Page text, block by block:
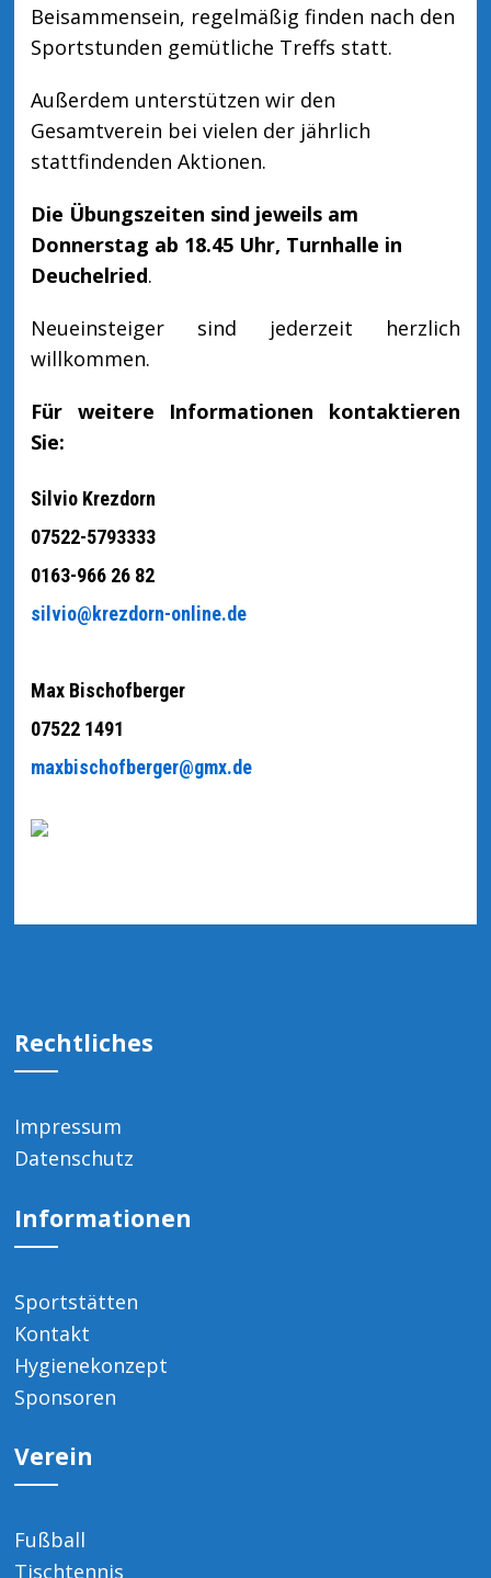
Beisammensein, regelmäßig finden nach den
Sportstunden gemütliche Treffs statt.
Außerdem unterstützen wir den
Gesamtverein bei vielen der jährlich
stattfindenden Aktionen.
Die Übungszeiten sind jeweils am
Donnerstag ab 18.45 Uhr, Turnhalle in
Deuchelried.
Neueinsteiger sind jederzeit herzlich
willkommen.
Für weitere Informationen kontaktieren
Sie:
Silvio Krezdorn
07522-5793333
0163-966 26 82
silvio@krezdorn-online.de
Max Bischofberger
07522 1491
maxbischofberger@gmx.de
Rechtliches
Impressum
Datenschutz
Informationen
Sportstätten
Kontakt
Hygienekonzept
Sponsoren
Verein
Fußball
Tischtennis